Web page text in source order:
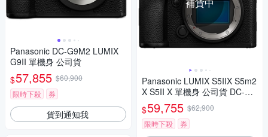
Panasonic DC-G9M2 LUMIX
G9II 單機身 公司貨
$57,855 $60,900
限時下殺
券
貨到通知我
補貨中
Panasonic LUMIX S5IIX S5m2
X S5II X 單機身 公司貨 DC-S5
M2X
$59,755 $62,900
限時下殺
券